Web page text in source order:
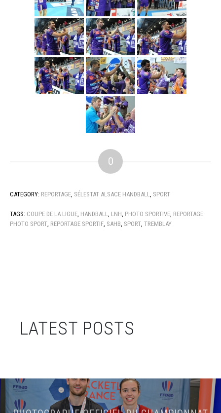
0
CATEGORY: REPORTAGE, SÉLESTAT ALSACE HANDBALL, SPORT
TAGS: COUPE DE LA LIGUE, HANDBALL, LNH, PHOTO SPORTIVE, REPORTAGE
PHOTO SPORT, REPORTAGE SPORTIF, SAHB, SPORT, TREMBLAY
LATEST POSTS